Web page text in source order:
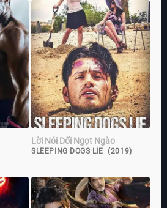
Lời Nói Dối Ngọt Ngào
SLEEPING DOGS LIE (2019)